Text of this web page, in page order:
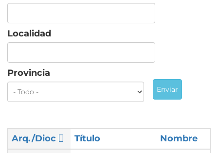
Localidad
Provincia
Enviar
Arq./Dioc Título
Nombre